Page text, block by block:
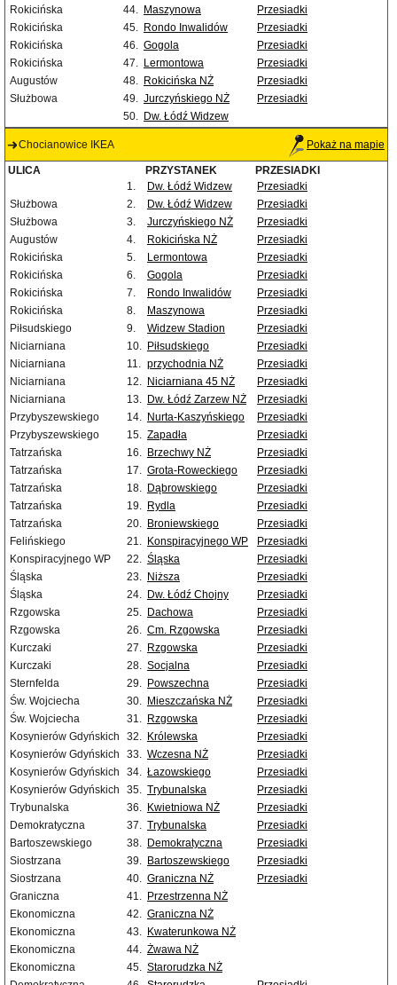
Rokicińska
44. Maszynowa
Przesiadki
Rokicińska
45. Rondo Inwalidów
Przesiadki
Rokicińska
46. Gogola
Przesiadki
Rokicińska
47. Lermontowa
Przesiadki
Augustów
48. Rokicińska NŻ
Przesiadki
Służbowa
49. Jurczyńskiego NŻ
Przesiadki
50. Dw. Łódź Widzew
Chocianowice IKEA Pokaż na mapie
ULICA PRZYSTANEK
PRZESIADKI
1.
Dw. Łódź Widzew
Przesiadki
Służbowa
2. Dw. Łódź Widzew
Przesiadki
Służbowa
3. Jurczyńskiego NŻ
Przesiadki
Augustów
4. Rokicińska NŻ
Przesiadki
Rokicińska
5. Lermontowa
Przesiadki
Rokicińska
6. Gogola
Przesiadki
Rokicińska
7. Rondo Inwalidów
Przesiadki
Rokicińska
8. Maszynowa
Przesiadki
Piłsudskiego
9. Widzew Stadion
Przesiadki
Niciarniana
10. Piłsudskiego
Przesiadki
Niciarniana
11. przychodnia NŻ
Przesiadki
Niciarniana
12. Niciarniana 45 NŻ
Przesiadki
Niciarniana
13. Dw. Łódź Zarzew NŻ
Przesiadki
Przybyszewskiego
14. Nurta-Kaszyńskiego
Przesiadki
Przybyszewskiego
15. Zapadła
Przesiadki
Tatrzańska
16. Brzechwy NŻ
Przesiadki
Tatrzańska
17. Grota-Roweckiego
Przesiadki
Tatrzańska
18. Dąbrowskiego
Przesiadki
Tatrzańska
19. Rydla
Przesiadki
Tatrzańska
20. Broniewskiego
Przesiadki
Felińskiego
21. Konspiracyjnego WP
Przesiadki
Konspiracyjnego WP
22. Śląska
Przesiadki
Śląska
23. Niższa
Przesiadki
Śląska
24. Dw. Łódź Chojny
Przesiadki
Rzgowska
25. Dachowa
Przesiadki
Rzgowska
26. Cm. Rzgowska
Przesiadki
Kurczaki
27. Rzgowska
Przesiadki
Kurczaki
28. Socjalna
Przesiadki
Sternfelda
29. Powszechna
Przesiadki
Św. Wojciecha
30. Mieszczańska NŻ
Przesiadki
Św. Wojciecha
31. Rzgowska
Przesiadki
Kosynierów Gdyńskich
32. Królewska
Przesiadki
Kosynierów Gdyńskich
33. Wczesna NŻ
Przesiadki
Kosynierów Gdyńskich
34. Łazowskiego
Przesiadki
Kosynierów Gdyńskich
35. Trybunalska
Przesiadki
Trybunalska
36. Kwietniowa NŻ
Przesiadki
Demokratyczna
37. Trybunalska
Przesiadki
Bartoszewskiego
38. Demokratyczna
Przesiadki
Siostrzana
39. Bartoszewskiego
Przesiadki
Siostrzana
40. Graniczna NŻ
Przesiadki
Graniczna
41. Przestrzenna NŻ
Ekonomiczna
42. Graniczna NŻ
Ekonomiczna
43. Kwaterunkowa NŻ
Ekonomiczna
44. Żwawa NŻ
Ekonomiczna
45. Starorudzka NŻ